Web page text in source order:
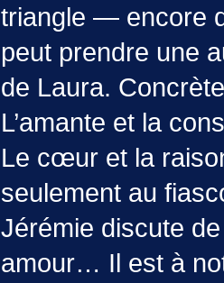
triangle — encore
peut prendre une
de Laura.
L’amante et la
Le cœur et la
seulement au
Jérémie discute
amour… Il est à